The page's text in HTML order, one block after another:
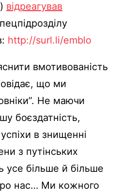
) відреагував
http://surl.li/emblo
вмотивованість
що ми
Не маючи
боєздатність,
в знищенні
з путінських
усе більше й більше
нас… Ми кожного